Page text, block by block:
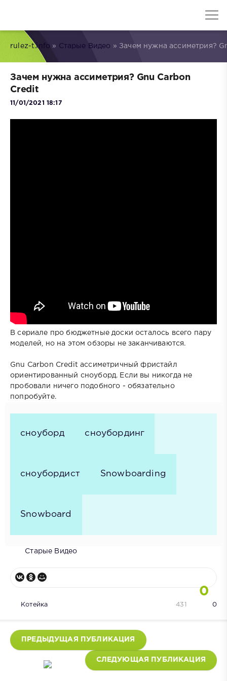
rulez-t.info » Старые Видео » Зачем нужна ассиметрия?
Зачем нужна ассиметрия? Gnu Carbon
Credit
11/01/2021 18:17
В сериале про бюджетные доски осталось всего пару
моделей, но на этом обзоры не заканчиваются.
Gnu Carbon Credit ассиметричный фристайл
ориентированный сноуборд. Если вы никогда не
пробовали ничего подобного - обязательно
попробуйте.
сноуборд сноубординг
сноубордист Snowboarding
Snowboard
Старые Видео
0
Котейка 0
431
ПРЕДЫДУЩАЯ ПУБЛИКАЦИЯ
СЛЕДУЮЩАЯ ПУБЛИКАЦИЯ